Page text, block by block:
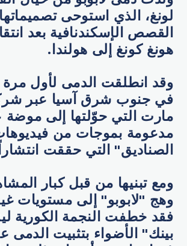
لونغ، الذي استوحى
القصص الإسكندنافية بعد
هونغ كونغ إلى هولندا.
في جنوب شرق آسيا عبر
مارت التي حوّلتها إلى موضة
مدعومة بموجات من
الصناديق" التي حققت
ومع تبنيها من قبل كبار
وهج "لابوبو" إلى مستويات
فقد خطفت النجمة الكورية
بينك" الأضواء بتثبيت الدمى